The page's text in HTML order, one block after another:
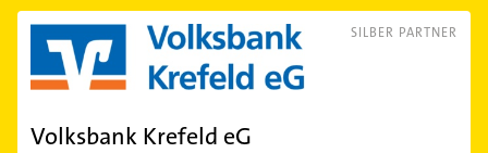
SILBER PARTNER
Volksbank Krefeld eG